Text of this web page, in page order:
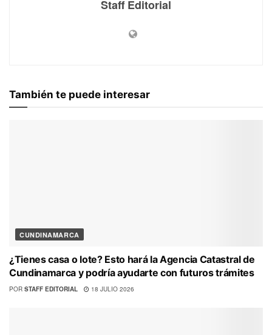
Staff Editorial
También te puede interesar
CUNDINAMARCA
¿Tienes casa o lote? Esto hará la Agencia Catastral de
Cundinamarca y podría ayudarte con futuros trámites
POR STAFF EDITORIAL 18 JULIO 2026